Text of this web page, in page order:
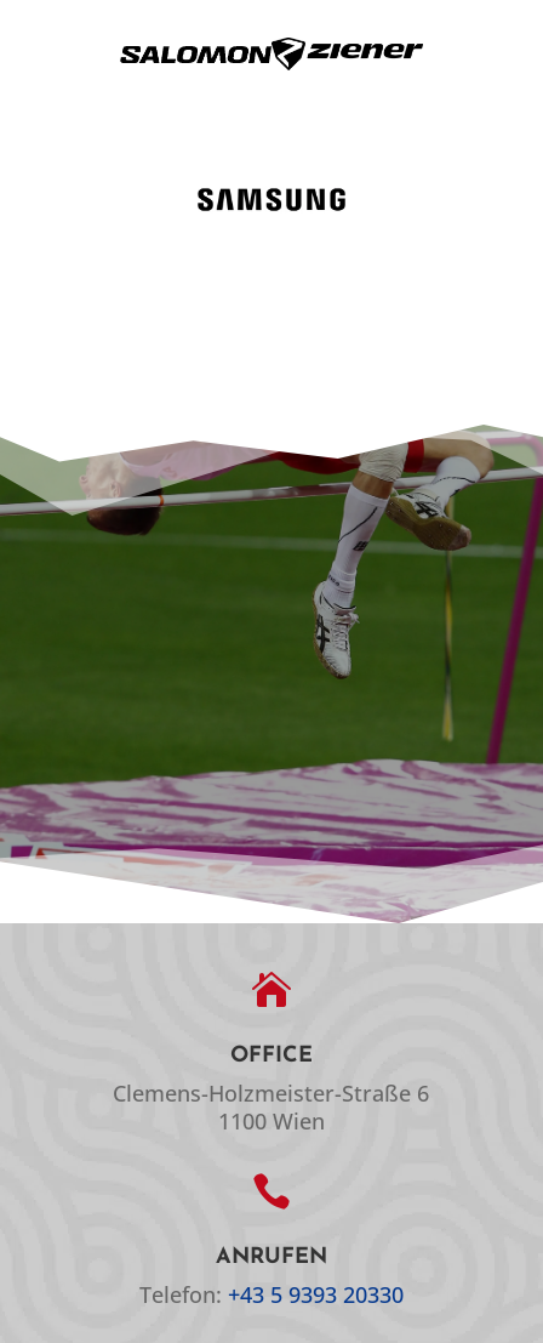

OFFICE
Clemens-Holzmeister-Straße 6
1100 Wien

ANRUFEN
Telefon: +43 5 9393 20330